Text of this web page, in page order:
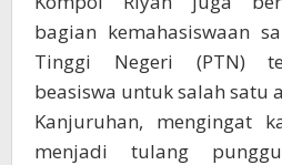
bagian kemahasiswaan
Tinggi Negeri (PTN)
beasiswa untuk salah satu
Kanjuruhan, mengingat
menjadi tulang